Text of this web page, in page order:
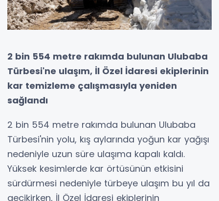
2 bin 554 metre rakımda bulunan Ulubaba
Türbesi'ne ulaşım, İl Özel İdaresi ekiplerinin
kar temizleme çalışmasıyla yeniden
sağlandı
2 bin 554 metre rakımda bulunan Ulubaba
Türbesi'nin yolu, kış aylarında yoğun kar yağışı
nedeniyle uzun süre ulaşıma kapalı kaldı.
Yüksek kesimlerde kar örtüsünün etkisini
sürdürmesi nedeniyle türbeye ulaşım bu yıl da
gecikirken, İl Özel İdaresi ekiplerinin